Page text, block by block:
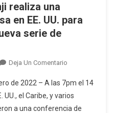
realiza una
en EE. UU. para
serie de
Deja Un ComentarioEn
Iglesia
Shincheonji
Realiza
de 2022 – A las 7pm el 14
UU., el Caribe, y varios
a una conferencia de